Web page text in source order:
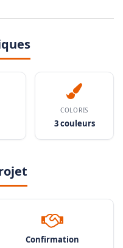
COLORIS
3 couleurs
Confirmation